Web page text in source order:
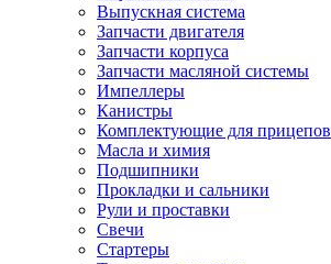
Выпускная система
Запчасти двигателя
Запчасти корпуса
Запчасти масляной системы
Импеллеры
Канистры
Комплектующие для прицепов
Масла и химия
Подшипники
Прокладки и сальники
Рули и проставки
Свечи
Стартеры